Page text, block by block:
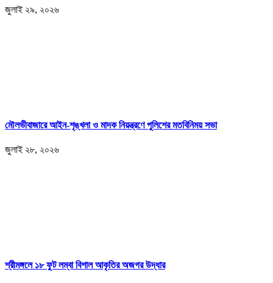
জুলাই ২৯, ২০২৬
মৌলভীবাজারে আইন-শৃঙ্খলা ও মাদক নিয়ন্ত্রণে পুলিশের মতবিনিময় সভা
জুলাই ২৮, ২০২৬
শ্রীমঙ্গলে ১৮ ফুট লম্বা বিশাল আকৃতির অজগর উদ্ধার